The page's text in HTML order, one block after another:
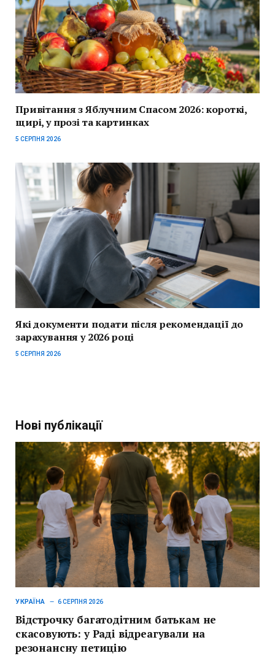
Привітання з Яблучним Спасом 2026: короткі,
щирі, у прозі та картинках
5 СЕРПНЯ 2026
Які документи подати після рекомендації до
зарахування у 2026 році
5 СЕРПНЯ 2026
Нові публікації
УКРАЇНА 6 СЕРПНЯ 2026
Відстрочку багатодітним батькам не
скасовують: у Раді відреагували на
резонансну петицію